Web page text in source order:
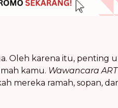
Oleh karena itu, penting
kamu. Wawancara
mereka ramah, sopan,